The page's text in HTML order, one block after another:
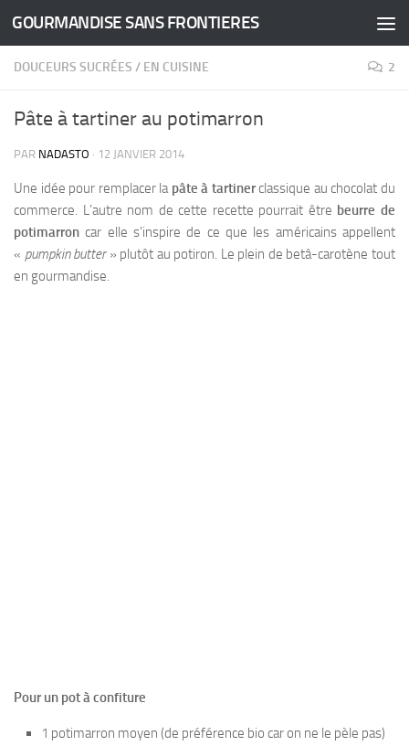
Skip to content
GOURMANDISE SANS FRONTIERES
DOUCEURS SUCRÉES / EN CUISINE 2
Pâte à tartiner au potimarron
PAR NADASTO · 12 JANVIER 2014
Une idée pour remplacer la pâte à tartinerclassique au chocolat du
commerce. L’autre nom de cette recette pourrait être beurre de
potimarron car elle s’inspire de ce que les américains appellent
« pumpkin butter» plutôt au potiron. Le plein de betâ-carotène tout
en gourmandise.
Pour un pot à confiture
1 potimarron moyen (de préférence bio car on ne le pèle pas)